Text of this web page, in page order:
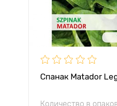
Спанак Matador
Количество в